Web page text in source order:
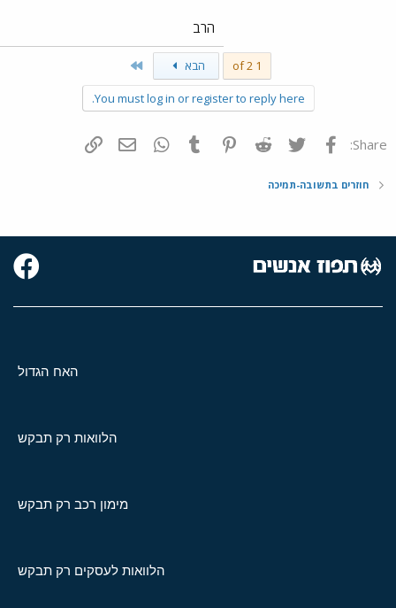
הרב
1 of 2 הבא
You must log in or register to reply here.
Share: פייסבוק Twitter
Reddit
Pinterest
Tumblr
WhatsAppדואר אלקטרוני
חוזרים בתשובה-תמיכה
האח הגדול
הלוואות רק תבקש
מימון רכב רק תבקש
הלוואות לעסקים רק תבקש